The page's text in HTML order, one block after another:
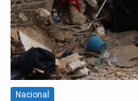
Nacional